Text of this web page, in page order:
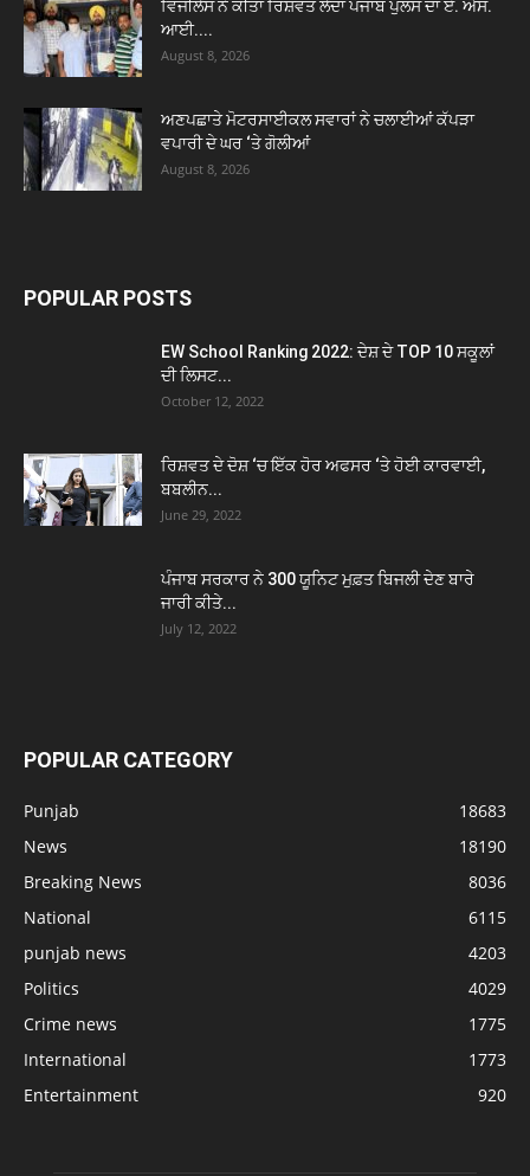
ਵਿਜੀਲੈਂਸ ਨੇ ਕੀਤਾ ਰਿਸ਼ਵਤ ਲੈਂਦਾ ਪੰਜਾਬ ਪੁਲਸ ਦਾ ਏ. ਐਸ.
ਆਈ....
August 8, 2026
ਅਣਪਛਾਤੇ ਮੋਟਰਸਾਈਕਲ ਸਵਾਰਾਂ ਨੇ ਚਲਾਈਆਂ ਕੱਪੜਾ
ਵਪਾਰੀ ਦੇ ਘਰ ‘ਤੇ ਗੋਲੀਆਂ
August 8, 2026
POPULAR POSTS
EW School Ranking 2022: ਦੇਸ਼ ਦੇ TOP 10 ਸਕੂਲਾਂ
ਦੀ ਲਿਸਟ...
October 12, 2022
ਰਿਸ਼ਵਤ ਦੇ ਦੋਸ਼ ‘ਚ ਇੱਕ ਹੋਰ ਅਫਸਰ ‘ਤੇ ਹੋਈ ਕਾਰਵਾਈ,
ਬਬਲੀਨ...
June 29, 2022
ਪੰਜਾਬ ਸਰਕਾਰ ਨੇ 300 ਯੂਨਿਟ ਮੁਫ਼ਤ ਬਿਜਲੀ ਦੇਣ ਬਾਰੇ
ਜਾਰੀ ਕੀਤੇ...
July 12, 2022
POPULAR CATEGORY
Punjab
18683
News
18190
Breaking News
8036
National
6115
punjab news
4203
Politics
4029
Crime news
1775
International
1773
Entertainment
920